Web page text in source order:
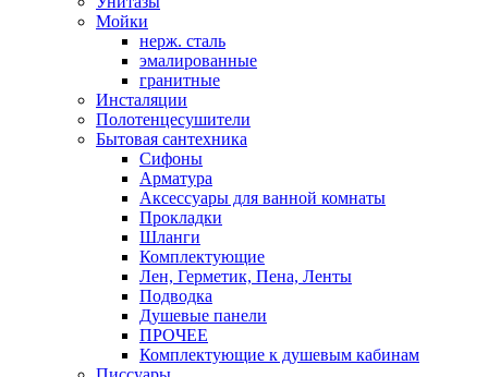
Мойки
нерж. сталь
эмалированные
гранитные
Инсталяции
Полотенцесушители
Бытовая сантехника
Сифоны
Арматура
Аксессуары для ванной комнаты
Прокладки
Шланги
Комплектующие
Лен, Герметик, Пена, Ленты
Подводка
Душевые панели
ПРОЧЕЕ
Комплектующие к душевым кабинам